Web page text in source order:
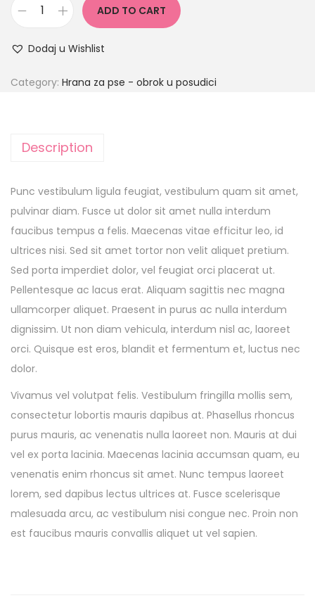
ADD TO CART
Dodaj u Wishlist
Category: Hrana za pse - obrok u posudici
Description
Punc vestibulum ligula feugiat, vestibulum quam sit amet,
pulvinar diam. Fusce ut dolor sit amet nulla interdum
faucibus tempus a felis. Maecenas vitae efficitur leo, id
ultrices nisi. Sed sit amet tortor non velit aliquet pretium.
Sed porta imperdiet dolor, vel feugiat orci placerat ut.
Pellentesque ac lacus erat. Aliquam sagittis nec magna
ullamcorper aliquet. Praesent in purus ac nulla interdum
dignissim. Ut non diam vehicula, interdum nisl ac, laoreet
orci. Quisque est eros, blandit et fermentum et, luctus nec
dolor.
Vivamus vel volutpat felis. Vestibulum fringilla mollis sem,
consectetur lobortis mauris dapibus at. Phasellus rhoncus
purus mauris, ac venenatis nulla laoreet non. Mauris at dui
vel ex porta lacinia. Maecenas lacinia accumsan quam, eu
venenatis enim rhoncus sit amet. Nunc tempus laoreet
lorem, sed dapibus lectus ultrices at. Fusce scelerisque
malesuada arcu, ac vestibulum nisi congue nec. Proin non
est faucibus mauris convallis aliquet ut vel sapien.